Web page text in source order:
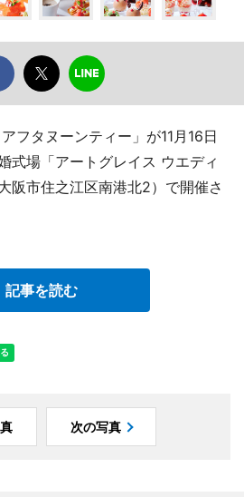
フタヌーンティー」が11月16日
式場「アートグレイス ウエディ
阪市住之江区南港北2）で開催さ
記事を読む
次の写真